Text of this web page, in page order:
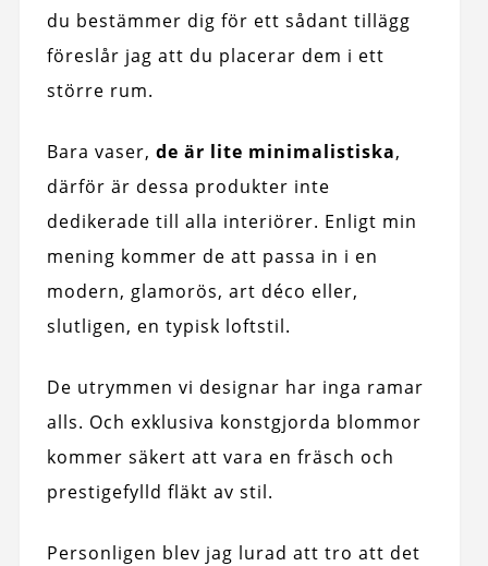
du bestämmer dig för ett sådant tillägg
föreslår jag att du placerar dem i ett
större rum.
Bara vaser, de är lite minimalistiska,
därför är dessa produkter inte
dedikerade till alla interiörer. Enligt min
mening kommer de att passa in i en
modern, glamorös, art déco eller,
slutligen, en typisk loftstil.
De utrymmen vi designar har inga ramar
alls. Och exklusiva konstgjorda blommor
kommer säkert att vara en fräsch och
prestigefylld fläkt av stil.
Personligen blev jag lurad att tro att det